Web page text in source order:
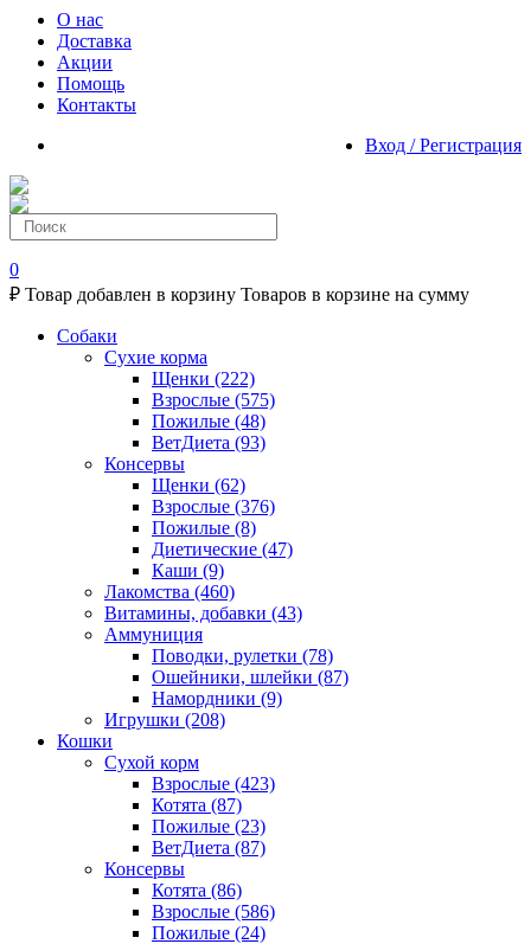
О нас
Доставка
Акции
Помощь
Контакты
Вход / Регистрация
0
₽ Товар добавлен в корзину Товаров в корзине на сумму
Собаки
Сухие корма
Щенки (222)
Взрослые (575)
Пожилые (48)
ВетДиета (93)
Консервы
Щенки (62)
Взрослые (376)
Пожилые (8)
Диетические (47)
Каши (9)
Лакомства (460)
Витамины, добавки (43)
Аммуниция
Поводки, рулетки (78)
Ошейники, шлейки (87)
Намордники (9)
Игрушки (208)
Кошки
Сухой корм
Взрослые (423)
Котята (87)
Пожилые (23)
ВетДиета (87)
Консервы
Котята (86)
Взрослые (586)
Пожилые (24)